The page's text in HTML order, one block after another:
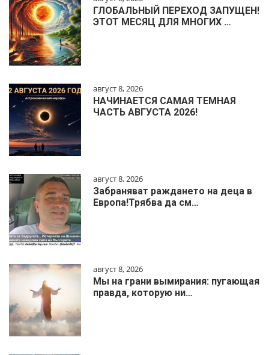
ГЛОБАЛЬНЫЙ ПЕРЕХОД ЗАПУЩЕН!
ЭТОТ МЕСЯЦ ДЛЯ МНОГИХ …
август 8, 2026
НАЧИНАЕТСЯ САМАЯ ТЕМНАЯ
ЧАСТЬ АВГУСТА 2026!
август 8, 2026
Забраняват раждането на деца в
Европа!Трябва да см…
август 8, 2026
Мы на грани вымирания: пугающая
правда, которую ни…